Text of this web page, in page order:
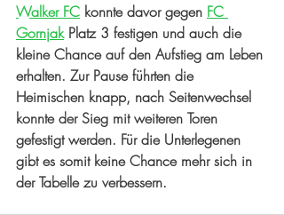
Walker FC konnte davor gegen FC
Gornjak Platz 3 festigen und auch die
kleine Chance auf den Aufstieg am Leben
erhalten. Zur Pause führten die
Heimischen knapp, nach Seitenwechsel
konnte der Sieg mit weiteren Toren
gefestigt werden. Für die Unterlegenen
gibt es somit keine Chance mehr sich in
der Tabelle zu verbessern.